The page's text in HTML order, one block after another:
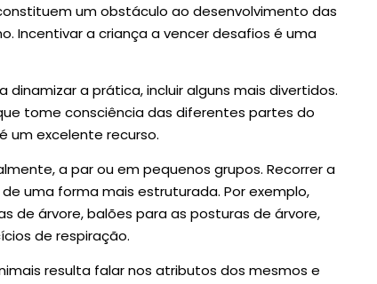
um obstáculo ao desenvolvimento das
Incentivar a criança a vencer desafios é uma
a prática, incluir alguns mais divertidos.
tome consciência das diferentes partes do
um excelente recurso.
a par ou em pequenos grupos. Recorrer a
uma forma mais estruturada. Por exemplo,
de árvore, balões para as posturas de árvore,
de respiração.
resulta falar nos atributos dos mesmos e